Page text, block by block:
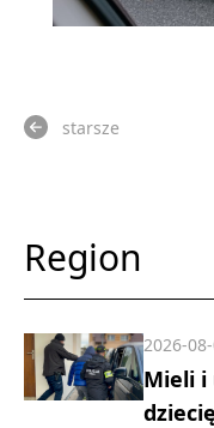
starsze
Region
Mieli i
2026-